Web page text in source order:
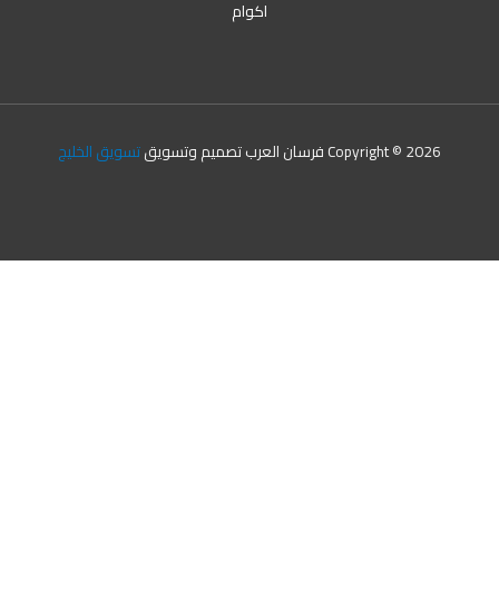
Copyright © 2026 فرسان العرب تصميم وتسويق تسويق الخليج